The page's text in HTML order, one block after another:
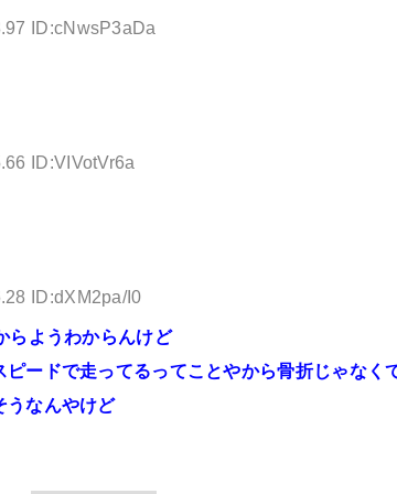
ID:cNwsP3aDa
ID:VIVotVr6a
ID:dXM2pa/I0
らようわからんけど
ードで走ってるってことやから骨折じゃなく
うなんやけど